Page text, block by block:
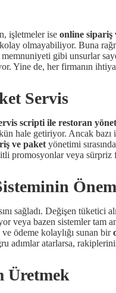
işletmeler ise online sipariş
olmayabiliyor. Buna
gibi unsurlar
Yine de, her firmanın
Servis
scripti ile restoran
hale getiriyor. Ancak
ve paket yönetimi
promosyonlar veya
sağladı. Değişen tüketici
veya bazen sistemler tam
ödeme kolaylığı sunan bir
adımlar atarlarsa,
Üretmek